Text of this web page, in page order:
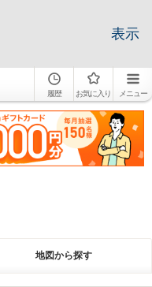
表示
履歴 お気に入り メニュー
地図から探す